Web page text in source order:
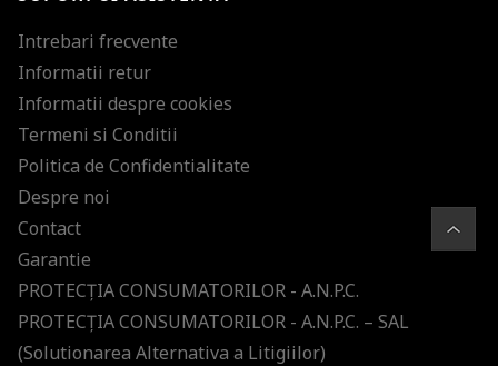
Intrebari frecvente
Informatii retur
Informatii despre cookies
Termeni si Conditii
Politica de Confidentialitate
Despre noi
Contact
Garantie
PROTECŢIA CONSUMATORILOR - A.N.P.C.
PROTECŢIA CONSUMATORILOR - A.N.P.C. – SAL
(Solutionarea Alternativa a Litigiilor)